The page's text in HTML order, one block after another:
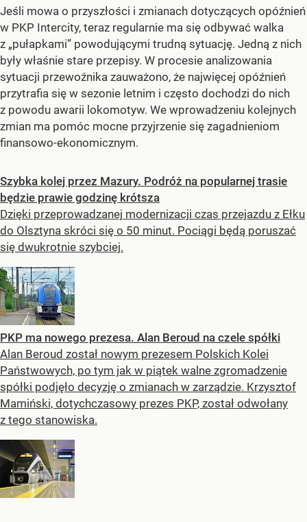
Jeśli mowa o przyszłości i zmianach dotyczących opóźnień
w PKP Intercity, teraz regularnie ma się odbywać walka
z „pułapkami” powodującymi trudną sytuację. Jedną z nich
były właśnie stare przepisy. W procesie analizowania
sytuacji przewoźnika zauważono, że najwięcej opóźnień
przytrafia się w sezonie letnim i często dochodzi do nich
z powodu awarii lokomotyw. We wprowadzeniu kolejnych
zmian ma pomóc mocne przyjrzenie się zagadnieniom
finansowo-ekonomicznym.
Szybka kolej przez Mazury. Podróż na popularnej trasie
będzie prawie godzinę krótsza
Dzięki przeprowadzanej modernizacji czas przejazdu z Ełku
do Olsztyna skróci się o 50 minut. Pociągi będą poruszać
się dwukrotnie szybciej.
PKP ma nowego prezesa. Alan Beroud na czele spółki
Alan Beroud został nowym prezesem Polskich Kolei
Państwowych, po tym jak w piątek walne zgromadzenie
spółki podjęło decyzję o zmianach w zarządzie. Krzysztof
Mamiński, dotychczasowy prezes PKP, został odwołany
z tego stanowiska.